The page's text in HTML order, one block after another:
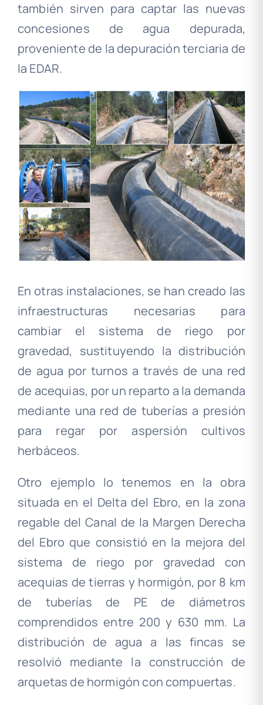
también sirven para captar las nuevas
concesiones de agua depurada,
proveniente de la depuración terciaria de
la EDAR.
En otras instalaciones, se han creado las
infraestructuras necesarias para
cambiar el sistema de riego por
gravedad, sustituyendo la distribución
de agua por turnos a través de una red
de acequias, por un reparto a la demanda
mediante una red de tuberías a presión
para regar por aspersión cultivos
herbáceos.
Otro ejemplo lo tenemos en la obra
situada en el Delta del Ebro, en la zona
regable del Canal de la Margen Derecha
del Ebro que consistió en la mejora del
sistema de riego por gravedad con
acequias de tierras y hormigón, por 8 km
de tuberías de PE de diámetros
comprendidos entre 200 y 630 mm. La
distribución de agua a las fincas se
resolvió mediante la construcción de
arquetas de hormigón con compuertas.